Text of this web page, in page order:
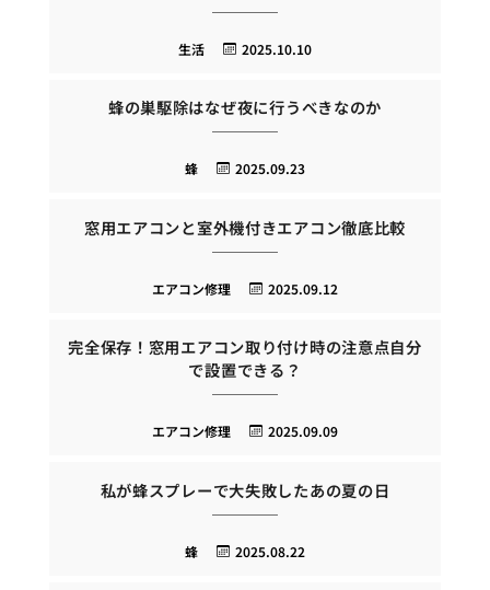
2025.10.10
生活
蜂の巣駆除はなぜ夜に行うべきなのか
2025.09.23
蜂
窓用エアコンと室外機付きエアコン徹底比較
2025.09.12
エアコン修理
完全保存！窓用エアコン取り付け時の注意点自分
で設置できる？
2025.09.09
エアコン修理
私が蜂スプレーで大失敗したあの夏の日
2025.08.22
蜂